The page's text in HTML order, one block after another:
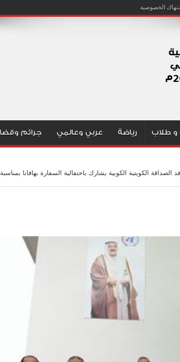
و طلاب رياضة عربي وعالمي جرائم
الصداقة الكويتية الكوبية يشارك باحتفالية السفارة بهافانا